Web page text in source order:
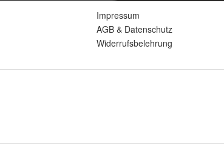
Impressum
AGB & Datenschutz
Widerrufsbelehrung